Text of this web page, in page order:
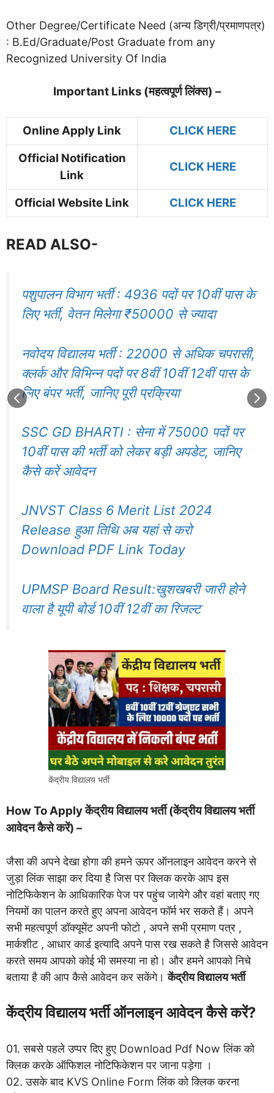
Other Degree/Certificate Need (अन्य डिग्री/प्रमाणपत्र)
: B.Ed/Graduate/Post Graduate from any
Recognized University Of India
Important Links (महत्वपूर्ण लिंक्स) –
Online Apply Link
CLICK HERE
Official Notification
Link
CLICK HERE
Official Website Link CLICK HERE
READ ALSO-
पशुपालन विभाग भर्ती : 4936 पदों पर 10वीं पास के
लिए भर्ती, वेतन मिलेगा ₹50000 से ज्यादा
नवोदय विद्यालय भर्ती : 22000 से अधिक चपरासी,
क्लर्क और विभिन्न पदों पर 8वीं 10वीं 12वीं पास के
लिए बंपर भर्ती, जानिए पूरी प्रक्रिया
SSC GD BHARTI : सेना में 75000 पदों पर
10वीं पास की भर्ती को लेकर बड़ी अपडेट, जानिए
कैसे करें आवेदन
JNVST Class 6 Merit List 2024
Release हुआ तिथि अब यहां से करो
Download PDF Link Today
UPMSP Board Result:खुशखबरी जारी होने
वाला है यूपी बोर्ड 10वीं 12वीं का रिजल्ट
केंद्रीय विद्यालय भर्ती
How To Applyकेंद्रीय विद्यालय भर्ती(केंद्रीय विद्यालय भर्ती
आवेदन कैसे करें) –
जैसा की अपने देखा होगा की हमने ऊपर ऑनलाइन आवेदन करने से
जुड़ा लिंक साझा कर दिया है जिस पर क्लिक करके आप इस
नोटिफिकेशन के आधिकारिक पेज पर पहुंच जायेगे और वहां बताए गए
नियमों का पालन करते हुए अपना आवेदन फॉर्म भर सकते हैं। अपने
सभी महत्वपूर्ण डॉक्यूमेंट अपनी फोटो , अपने सभी प्रमाण पत्र ,
मार्कशीट , आधार कार्ड इत्यादि अपने पास रख सकते है जिससे आवेदन
करते समय आपको कोई भी समस्या ना हो। और हमने आपको निचे
बताया है की आप कैसे आवेदन कर सकेंगे।केंद्रीय विद्यालय भर्ती
केंद्रीय विद्यालय भर्ती ऑनलाइन आवेदन कैसे करें?
01. सबसे पहले उप्पर दिए हुए Download Pdf Now लिंक को
क्लिक करके ऑफिशल नोटिफिकेशन पर जाना पड़ेगा ।
02. उसके बाद KVS Online Form लिंक को क्लिक करना